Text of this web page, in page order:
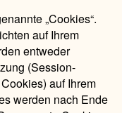
„Cookies“.
auf Ihrem
entweder
(Session-
auf Ihrem
werden nach Ende